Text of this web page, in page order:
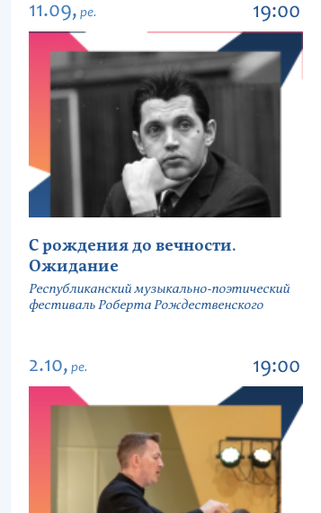
11.09, pe. 19:00
С рождения до вечности.
Ожидание
Республиканский музыкально-поэтический
фестиваль Роберта Рождественского
2.10, pe. 19:00